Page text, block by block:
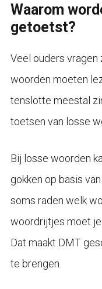
Waarom
getoetst?
Veel ouders vragen
woorden moeten
tenslotte meestal
toetsen van losse
Bij losse woorden
gokken op basis
soms raden welk
woordrijtjes moet
Dat maakt DMT
te brengen.